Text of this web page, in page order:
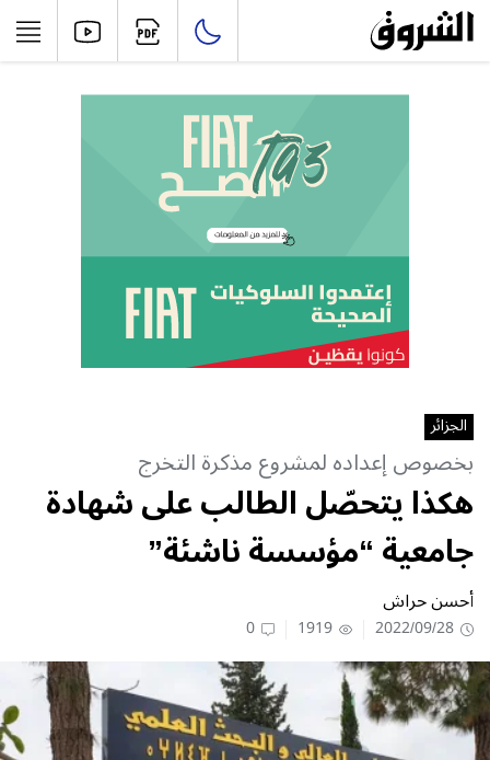
الجزائر
بخصوص إعداده لمشروع مذكرة التخرج
هكذا يتحصّل الطالب على شهادة
جامعية “مؤسسة ناشئة”
أحسن حراش
2022/09/28
1919
0